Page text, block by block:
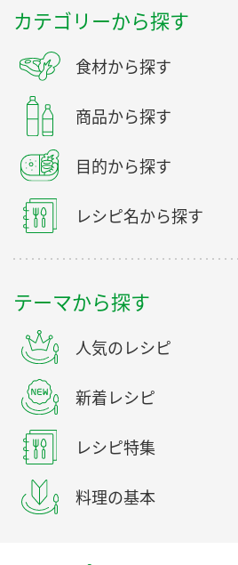
カテゴリーから探す
食材から探す
商品から探す
目的から探す
レシピ名から探す
テーマから探す
人気のレシピ
新着レシピ
レシピ特集
料理の基本